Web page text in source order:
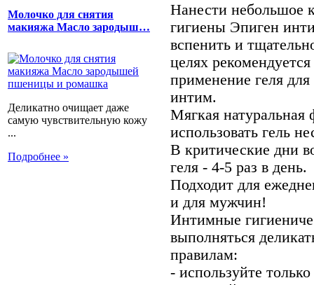
Молочко для снятия
макияжа Масло зародыш…
Деликатно очищает даже
самую чувствительную кожу
...
Подробнее »
Нанести небольшое
гигиены Эпиген
вспенить и
целях
применение геля
интим.
Мягкая натуральная
использовать гель
В критические дни
геля - 4-5 раз в день.
Подходит для
и для мужчин!
Интимные
выполняться
правилам:
- используйте